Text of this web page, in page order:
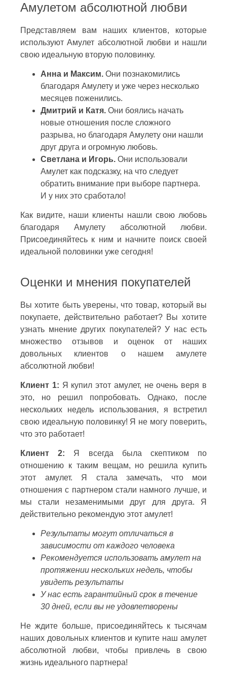
Амулетом абсолютной любви
Представляем вам наших клиентов, которые
используют Амулет абсолютной любви и нашли
свою идеальную вторую половинку.
Анна и Максим. Они познакомились
благодаря Амулету и уже через несколько
месяцев поженились.
Дмитрий и Катя. Они боялись начать
новые отношения после сложного
разрыва, но благодаря Амулету они нашли
друг друга и огромную любовь.
Светлана и Игорь. Они использовали
Амулет как подсказку, на что следует
обратить внимание при выборе партнера.
И у них это сработало!
Как видите, наши клиенты нашли свою любовь
благодаря Амулету абсолютной любви.
Присоединяйтесь к ним и начните поиск своей
идеальной половинки уже сегодня!
Оценки и мнения покупателей
Вы хотите быть уверены, что товар, который вы
покупаете, действительно работает? Вы хотите
узнать мнение других покупателей? У нас есть
множество отзывов и оценок от наших
довольных клиентов о нашем амулете
абсолютной любви!
Клиент 1: Я купил этот амулет, не очень веря в
это, но решил попробовать. Однако, после
нескольких недель использования, я встретил
свою идеальную половинку! Я не могу поверить,
что это работает!
Клиент 2: Я всегда была скептиком по
отношению к таким вещам, но решила купить
этот амулет. Я стала замечать, что мои
отношения с партнером стали намного лучше, и
мы стали незаменимыми друг для друга. Я
действительно рекомендую этот амулет!
Результаты могут отличаться в
зависимости от каждого человека
Рекомендуется использовать амулет на
протяжении нескольких недель, чтобы
увидеть результаты
У нас есть гарантийный срок в течение
30 дней, если вы не удовлетворены
Не ждите больше, присоединяйтесь к тысячам
наших довольных клиентов и купите наш амулет
абсолютной любви, чтобы привлечь в свою
жизнь идеального партнера!